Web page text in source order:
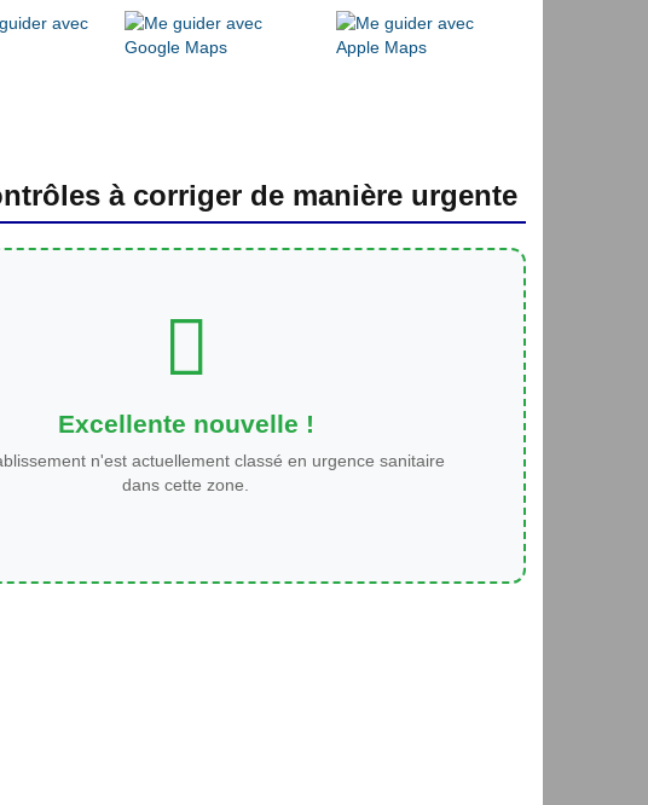
à corriger de manière urgente
Excellente nouvelle !
n'est actuellement classé en urgence sanitaire
dans cette zone.